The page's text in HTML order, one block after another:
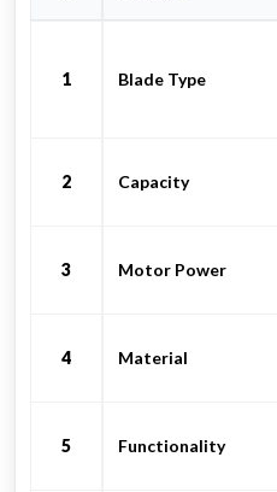
1 Blade Type
2 Capacity
3 Motor Power
4 Material
5 Functionality